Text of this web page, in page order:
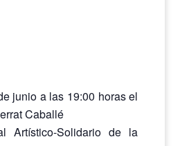
junio a las 19:00 horas el
Caballé
Artístico-Solidario de la